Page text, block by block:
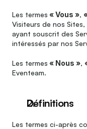
Les termes « Vous »,
Visiteurs de nos
ayant souscrit des
intéressés par nos
Les termes « Nous »,
Eventeam.
Définitions
Les termes ci-après